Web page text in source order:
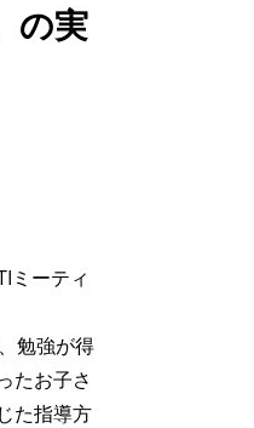
の実
ミーティ
勉強が得
たお子さ
た指導方